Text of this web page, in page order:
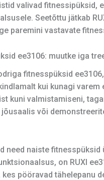
valivad fitnessipüksid,
Seetõttu jätkab
paremini vastavate
ee3106: muutke iga
fitnesspüksid
kui kunagi
kuni valmistamiseni,
või
need naiste
on RUXI
pööravad tähelepanu